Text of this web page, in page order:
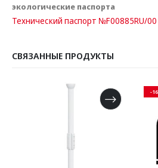
экологические паспорта
Технический паспорт №F00885RU/00
СВЯЗАННЫЕ ПРОДУКТЫ
-16%